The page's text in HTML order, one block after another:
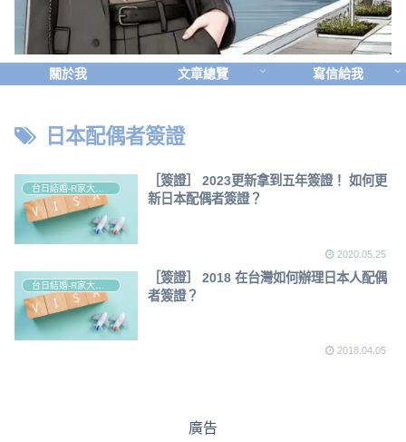
關於我 文章總覽 寫信給我
日本配偶者簽證
［簽證］ 2023更新拿到五年簽證！ 如何更
新日本配偶者簽證？
2020.05.25
［簽證］ 2018 在台灣如何辦理日本人配偶
者簽證？
2018.04.05
廣告